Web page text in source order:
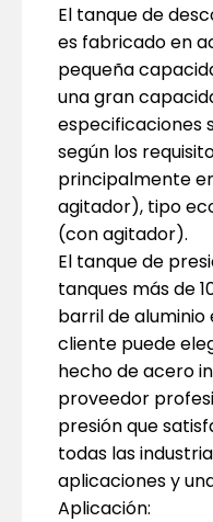
El tanque de
es fabricado en
pequeña
una gran
especificaciones
según los
principalmente
agitador), tipo
(con agitador).
El tanque de
tanques más de
barril de aluminio
cliente puede
hecho de acero
proveedor
presión que
todas las
aplicaciones y
Aplicación: